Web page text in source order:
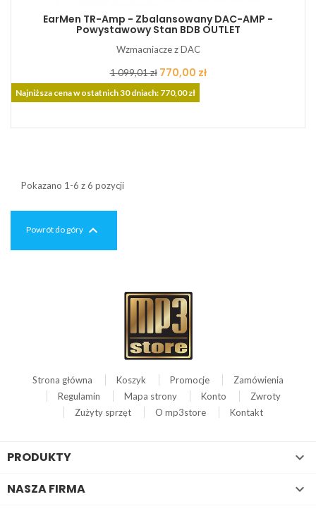
EarMen TR-Amp - Zbalansowany DAC-AMP -
Powystawowy Stan BDB OUTLET
Wzmacniacze z DAC
Cena
podstawowa
1 099,01 zł Cena
770,00 zł
Najniższa cena w ostatnich 30 dniach: 770,00 zł
Pokazano 1-6 z 6 pozycji
Powrót do góry 
Strona główna Koszyk Promocje
Zamówienia
Regulamin
Mapa strony Konto
Zwroty
Zużyty sprzęt
O mp3store Kontakt
PRODUKTY 
NASZA FIRMA 